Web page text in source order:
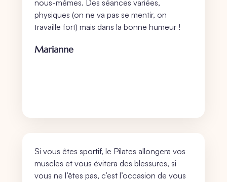
nous-mêmes. Des séances variées,
physiques (on ne va pas se mentir, on
travaille fort) mais dans la bonne humeur !
Marianne
Si vous êtes sportif, le Pilates allongera vos
muscles et vous évitera des blessures, si
vous ne l’êtes pas, c’est l’occasion de vous